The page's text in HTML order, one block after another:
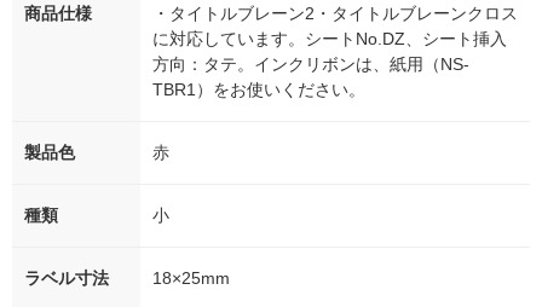
商品仕様
・タイトルブレーン2・タイトルブレーンクロス
に対応しています。シートNo.DZ、シート挿入
方向：タテ。インクリボンは、紙用（NS-
TBR1）をお使いください。
製品色 赤
種類 小
ラベル寸法 18×25mm